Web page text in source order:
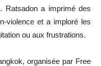
Ratsadon a imprimé des
violence et a imploré les
ou aux frustrations.
organisée par Free